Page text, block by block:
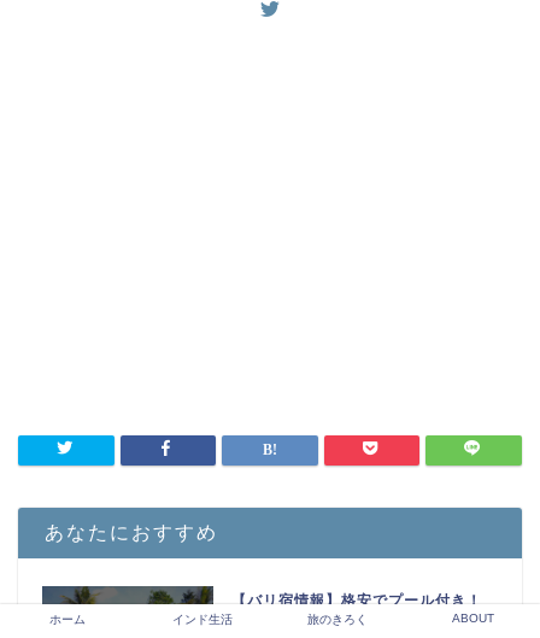
あなたにおすすめ
【バリ宿情報】格安でプール付き！
実際に泊まった宿を紹介します
ホーム インド生活 旅のきろく ABOUT